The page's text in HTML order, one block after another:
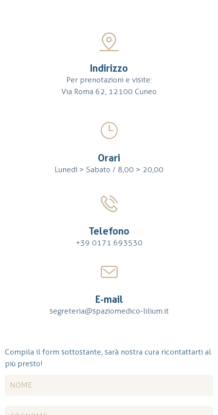
Indirizzo
Per prenotazioni e visite:
Via Roma 62, 12100 Cuneo
Orari
Lunedì > Sabato / 8,00 > 20,00
Telefono
+39 0171 693530
E-mail
segreteria@spaziomedico-lilium.it
Compila il form sottostante, sarà nostra cura ricontattarti al
più presto!